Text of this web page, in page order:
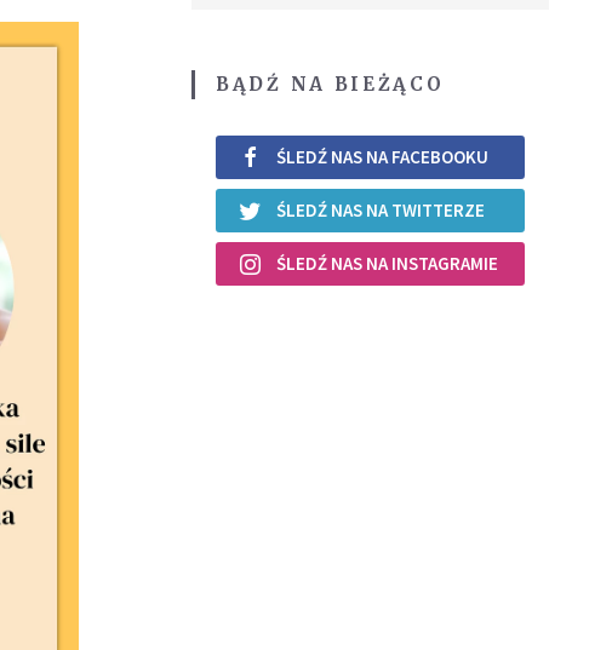
BĄDŹ NA BIEŻĄCO
ŚLEDŹ NAS NA FACEBOOKU
ŚLEDŹ NAS NA TWITTERZE
ŚLEDŹ NAS NA INSTAGRAMIE